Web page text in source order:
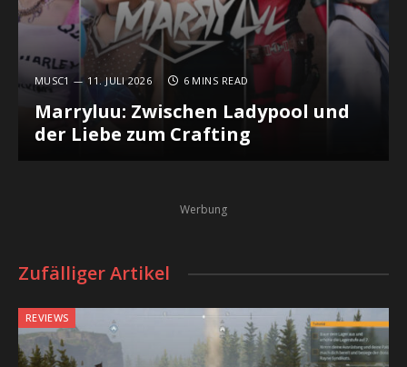
MUSC1 11. JULI 2026 6 MINS READ
Marryluu: Zwischen Ladypool und
der Liebe zum Crafting
Werbung
Zufälliger Artikel
REVIEWS